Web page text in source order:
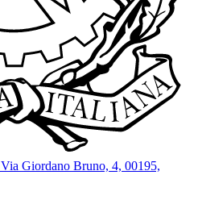
Via Giordano Bruno, 4, 00195,